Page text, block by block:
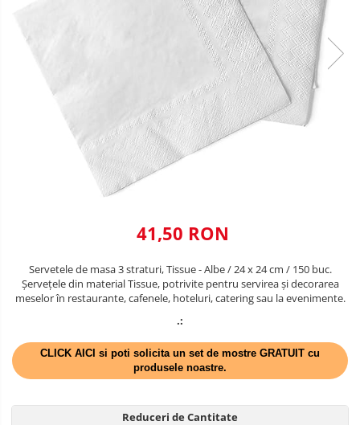
IARNA-CRACIUN-REVELION
DECOR NUNTA & LOGODNA
DECOR EVENIMENTE CORPORATE
DECOR ANIVERSARI COPII
TEMATICA MARINA
TEMATICA BOTANICA / VEGETALA
TEMATICA RUSTICA
TEMATICA ROMANTICA
41,50 RON
Servetele de masa 3 straturi, Tissue - Albe / 24 x 24 cm / 150 buc.
Șervețele din material Tissue, potrivite pentru servirea și decorarea
meselor în restaurante, cafenele, hoteluri, catering sau la evenimente.
.:
CLICK AICI si poti solicita un set de mostre GRATUIT cu
produsele noastre.
Reduceri de Cantitate